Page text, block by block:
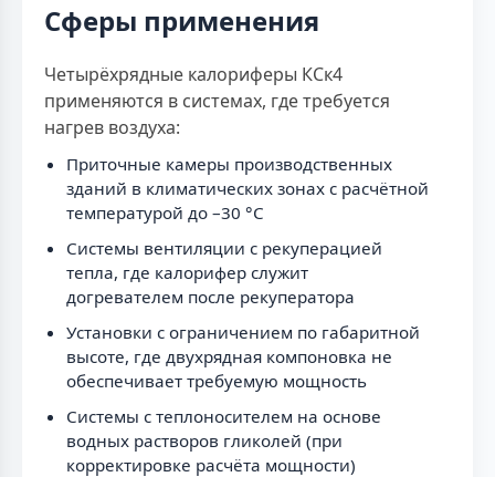
Сферы применения
Четырёхрядные калориферы КСк4
применяются в системах, где требуется
нагрев воздуха:
Приточные камеры производственных
зданий в климатических зонах с расчётной
температурой до –30 °С
Системы вентиляции с рекуперацией
тепла, где калорифер служит
догревателем после рекуператора
Установки с ограничением по габаритной
высоте, где двухрядная компоновка не
обеспечивает требуемую мощность
Системы с теплоносителем на основе
водных растворов гликолей (при
корректировке расчёта мощности)